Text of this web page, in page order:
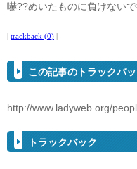
嚇??めいたものに負けないで
| trackback (0) |
この記事のトラックバ
http://www.ladyweb.org/
トラックバック